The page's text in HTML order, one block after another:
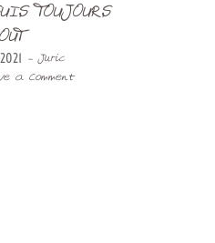
TOUJOURS
- Juric
a Comment